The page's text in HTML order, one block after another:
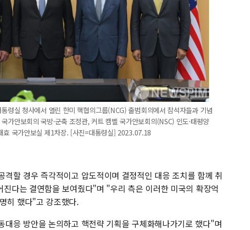
령실 청사에서 열린 한미 핵협의그룹(NCG) 출범회의에서 참석자들과 기념
가안보회의 국방·군축 조정관, 커트 캠벨 국가안보회의(NSC) 인도·태평양
효 국가안보실 제1차장. [사진=대통령실] 2023.07.18
할 경우 즉각적이고 압도적이며 결정적인 대응 조치를 함께 취
다는 결연함을 보여줬다"며 "우리 측은 이러한 미국의 확장억
히 했다"고 강조했다.
응 방안을 논의하고 핵전략 기획을 구체화해나가기로 했다"며